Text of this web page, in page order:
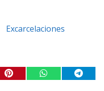
Excarcelaciones